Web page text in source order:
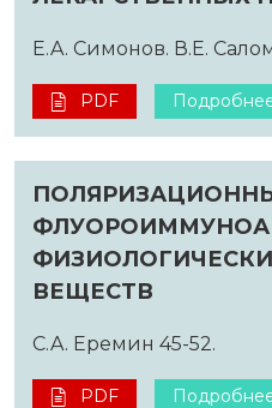
E.A. Симонов. В.Е.
PDF
ВЕЩЕСТВ
C.A. Еремин 45-52.
PDF